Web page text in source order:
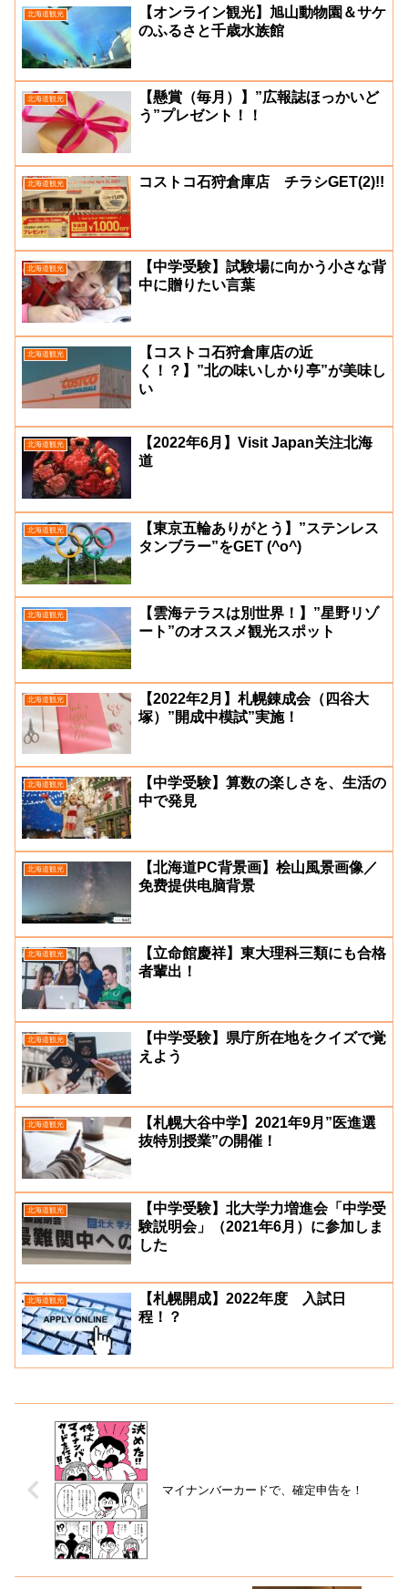
北海道観光
【オンライン観光】旭山動物園＆サケ
のふるさと千歳水族館
北海道観光
【懸賞（毎月）】”広報誌ほっかいど
う”プレゼント！！
北海道観光 コストコ石狩倉庫店 チラシGET(2)!!
北海道観光
【中学受験】試験場に向かう小さな背
中に贈りたい言葉
北海道観光
【コストコ石狩倉庫店の近
く！？】”北の味いしかり亭”が美味し
い
北海道観光
【2022年6月】Visit Japan关注北海
道
北海道観光
【東京五輪ありがとう】”ステンレス
タンブラー”をGET (^o^)
北海道観光
【雲海テラスは別世界！】”星野リゾ
ート”のオススメ観光スポット
北海道観光
【2022年2月】札幌錬成会（四谷大
塚）”開成中模試”実施！
北海道観光
【中学受験】算数の楽しさを、生活の
中で発見
北海道観光
【北海道PC背景画】桧山風景画像／
免费提供电脑背景
北海道観光
【立命館慶祥】東大理科三類にも合格
者輩出！
北海道観光
【中学受験】県庁所在地をクイズで覚
えよう
北海道観光
【札幌大谷中学】2021年9月”医進選
抜特別授業”の開催！
北海道観光
【中学受験】北大学力増進会「中学受
験説明会」（2021年6月）に参加しま
した
北海道観光
【札幌開成】2022年度 入試日
程！？
マイナンバーカードで、確定申告を！